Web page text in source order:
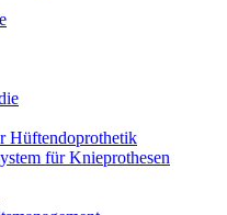
Hüftendoprothetik
für Knieprothesen